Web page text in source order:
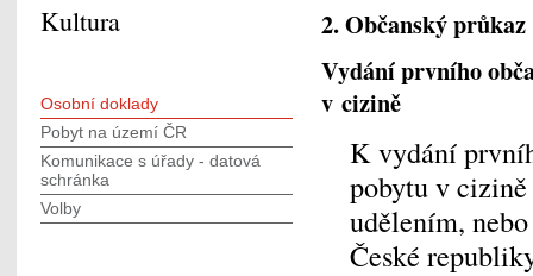
2. Občanský průkaz
Vydání prvního
v cizině
K vydání
pobytu v
udělením,
České
Kultura
Osobní doklady
Pobyt na území ČR
Komunikace s úřady - datová
schránka
Volby